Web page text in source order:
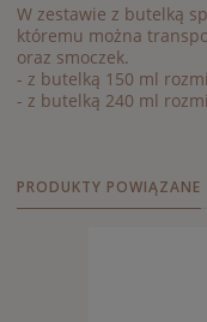
W zestawie z butelką
któremu można
oraz smoczek.
- z butelką 150 ml
- z butelką 240 ml
PRODUKTY POWIĄZANE